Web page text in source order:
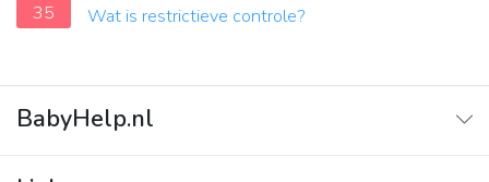
35
Wat is restrictieve controle?
BabyHelp.nl